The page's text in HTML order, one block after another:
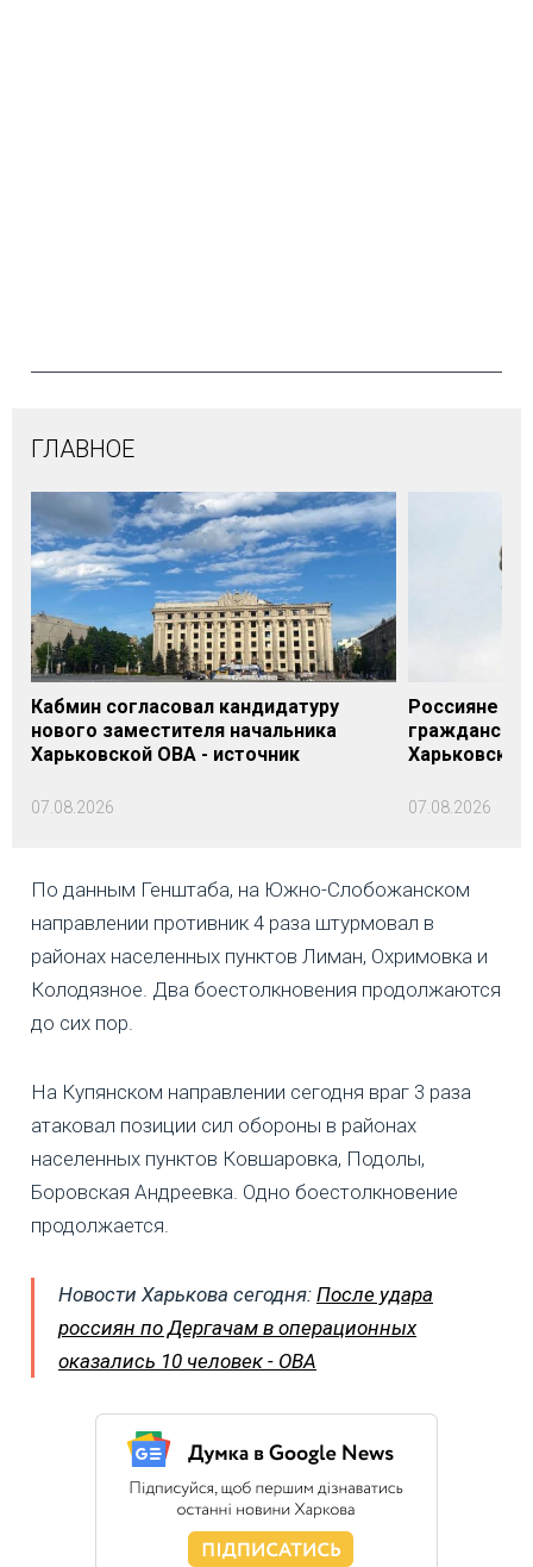
ГЛАВНОЕ
Кабмин согласовал кандидатуру
нового заместителя начальника
Харьковской ОВА - источник
07.08.2026
Россияне
07.08.2026
По данным Генштаба, на Южно-Слобожанском
направлении противник 4 раза штурмовал в
районах населенных пунктов Лиман, Охримовка и
Колодязное. Два боестолкновения продолжаются
до сих пор.
На Купянском направлении сегодня враг 3 раза
атаковал позиции сил обороны в районах
населенных пунктов Ковшаровка, Подолы,
Боровская Андреевка. Одно боестолкновение
продолжается.
Новости Харькова сегодня: После удара
россиян по Дергачам в операционных
оказались 10 человек - ОВА